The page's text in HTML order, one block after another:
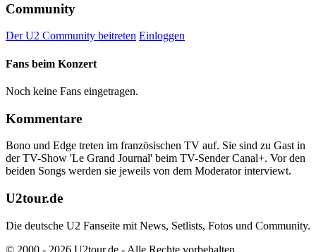
Community
Der U2 Community beitreten Einloggen
Fans beim Konzert
Noch keine Fans eingetragen.
Kommentare
Bono und Edge treten im französischen TV auf. Sie sind zu Gast in
der TV-Show 'Le Grand Journal' beim TV-Sender Canal+. Vor den
beiden Songs werden sie jeweils von dem Moderator interviewt.
U2tour.de
Die deutsche U2 Fanseite mit News, Setlists, Fotos und Community.
© 2000 - 2026 U2tour.de - Alle Rechte vorbehalten